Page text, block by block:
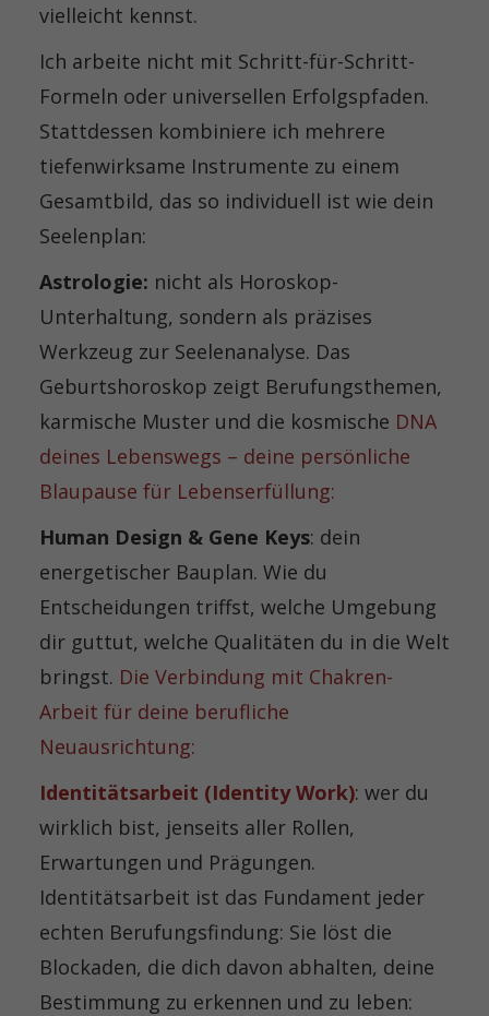
vielleicht kennst.
Ich arbeite nicht mit Schritt-für-Schritt-
Formeln oder universellen Erfolgspfaden.
Stattdessen kombiniere ich mehrere
tiefenwirksame Instrumente zu einem
Gesamtbild, das so individuell ist wie dein
Seelenplan:
Astrologie: nicht als Horoskop-
Unterhaltung, sondern als präzises
Werkzeug zur Seelenanalyse. Das
Geburtshoroskop zeigt Berufungsthemen,
karmische Muster und die kosmische DNA
deines Lebenswegs – deine persönliche
Blaupause für Lebenserfüllung:
Human Design & Gene Keys: dein
energetischer Bauplan. Wie du
Entscheidungen triffst, welche Umgebung
dir guttut, welche Qualitäten du in die Welt
bringst. Die Verbindung mit Chakren-
Arbeit für deine berufliche
Neuausrichtung:
Identitätsarbeit (Identity Work): wer du
wirklich bist, jenseits aller Rollen,
Erwartungen und Prägungen.
Identitätsarbeit ist das Fundament jeder
echten Berufungsfindung: Sie löst die
Blockaden, die dich davon abhalten, deine
Bestimmung zu erkennen und zu leben: